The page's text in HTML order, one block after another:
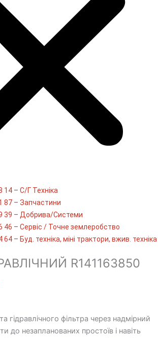
14 – С/Г Техніка
87 – Запчастини
39 – Добрива/Cистеми
46 – Сервіс / Точне землеробство
– Буд. техніка, міні трактори, вжив. техніка
R141163850
гідравлічного фільтра через надмірний
до незапланованих простоїв і навіть